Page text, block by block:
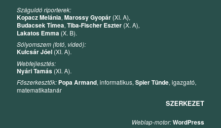
Száguldó riporterek:
Kopacz Melánia,Marossy Gyopár (XI. A),
Budacsek Tímea,Tiba-Fischer Eszter (X. A),
Lakatos Emma (X. B).
Sólyomszem (fotó, videó):
Kulcsár Jóel (XI. A).
Webfejlesztés:
Nyári Tamás (XI. A).
Főszerkesztők: Popa Armand, informatikus,Spier Tünde, igazgató,
matematikatanár
SZERKEZET
Weblap-motor:WordPress